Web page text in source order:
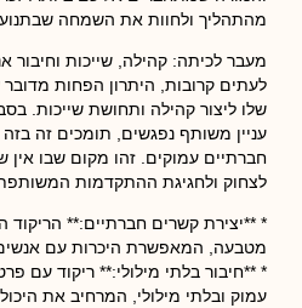
מהתהליך ולחוות את השמחה
מעבר לכיתה: קהילה, שייכות וחיבור
לעתים קרובות, היתרון הפחות מדובר
שלו ליצור קהילה ותחושת שייכות.
עניין משותף נפגשים, תומכים זה
חברתיים עמוקים. זהו מקום שבו אין
לצחוק ולחגיגת ההתקדמות
* **יצירת קשרים חברתיים:** הריקוד
מטבעה, המאפשרת היכרות עם אנשים
* **חיבור בלתי מילולי:** ריקוד עם
עמוק ובלתי מילולי, המרחיב את